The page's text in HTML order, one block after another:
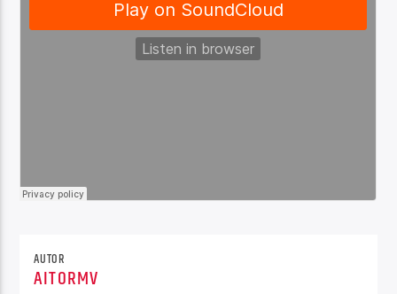
AUTOR
AITORMV